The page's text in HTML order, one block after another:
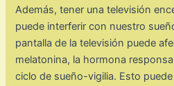
Además, tener una televisión
puede interferir con nuestro
pantalla de la televisión puede
melatonina, la hormona
ciclo de sueño-vigilia. Esto